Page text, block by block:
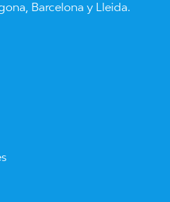
Barcelona y Lleida.